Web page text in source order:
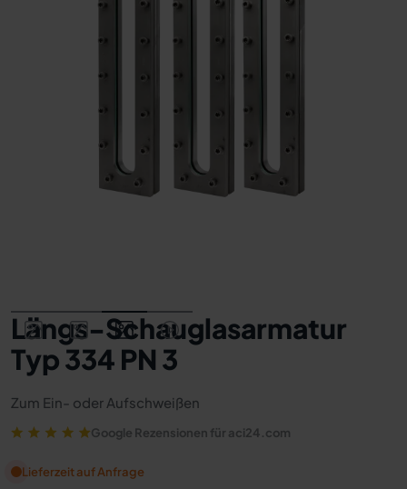
Längs-Schauglasarmatur
Typ 334 PN 3
Zum Ein- oder Aufschweißen
Google Rezensionen für aci24.com
Lieferzeit auf Anfrage